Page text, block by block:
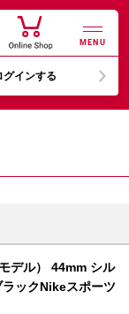
MENU
グインする
デル） 44mm シル
ックNikeスポーツ